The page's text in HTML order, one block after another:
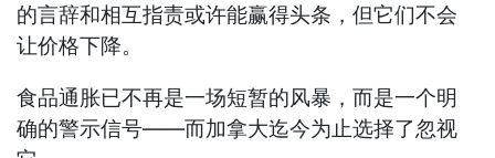
的言辞和相互指责或许能赢得头条，但它们不会
让价格下降。
食品通胀已不再是一场短暂的风暴，而是一个明
确的警示信号——而加拿大迄今为止选择了忽视